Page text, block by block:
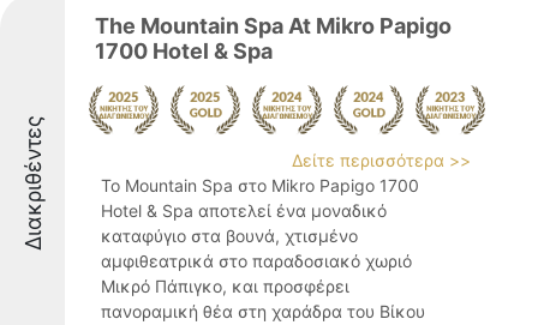
Διακριθέντες
The Mountain Spa At Mikro Papigo
1700 Hotel & Spa
Δείτε περισσότερα >>
Το Mountain Spa στο Mikro Papigo 1700
Hotel & Spa αποτελεί ένα μοναδικό
καταφύγιο στα βουνά, χτισμένο
αμφιθεατρικά στο παραδοσιακό χωριό
Μικρό Πάπιγκο, και προσφέρει
πανοραμική θέα στη χαράδρα του Βίκου